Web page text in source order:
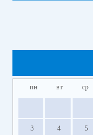
пн вт ср
3 4 5